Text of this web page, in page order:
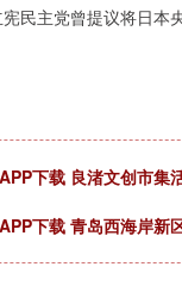
主党曾提议将日本央
下载 良渚文创市
下载 青岛西海岸新